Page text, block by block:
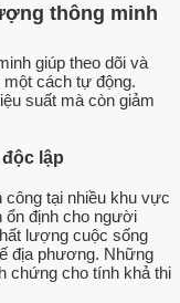
thông minh
giúp theo dõi và
một cách tự động.
suất mà còn giảm
lập
tại nhiều khu vực
ổn định cho người
lượng cuộc sống
địa phương. Những
chứng cho tính khả thi